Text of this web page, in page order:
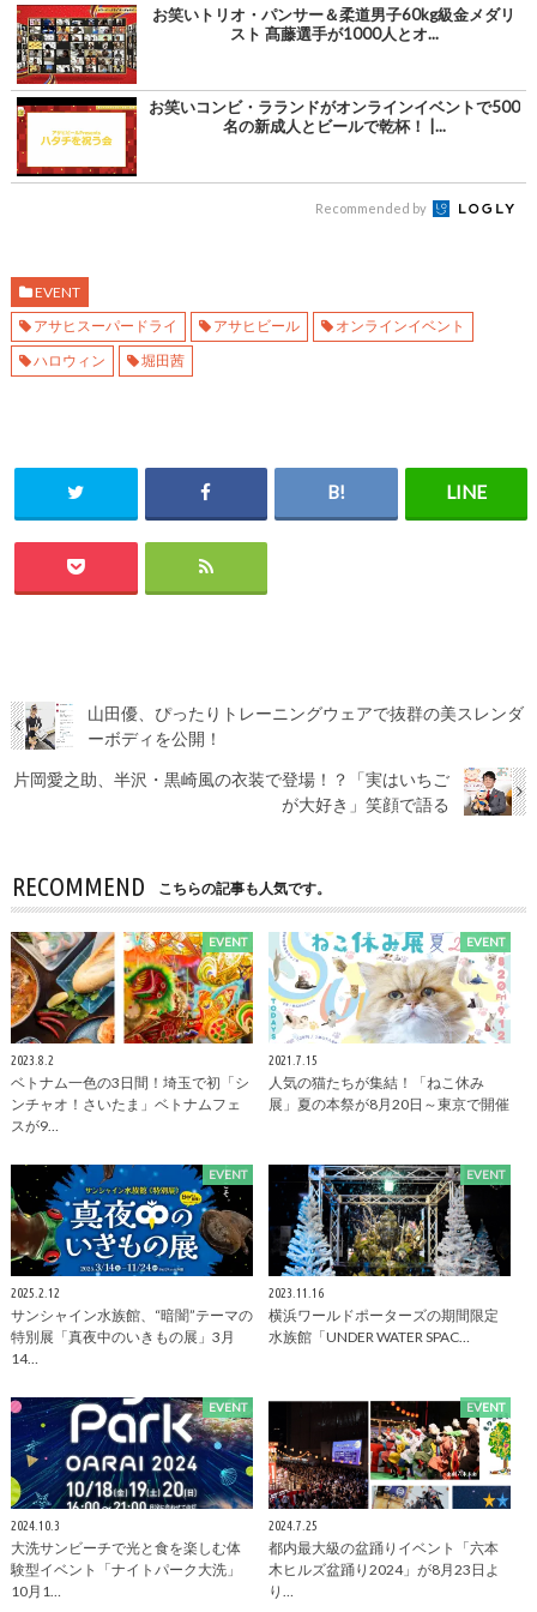
お笑いトリオ・パンサー＆柔道男子60kg級金メダリ
スト 髙藤選手が1000人とオ...
お笑いコンビ・ラランドがオンラインイベントで500
名の新成人とビールで乾杯！ |...
Recommended by
EVENT
アサヒスーパードライ
アサヒビール
オンラインイベント
ハロウィン
堀田茜
山田優、ぴったりトレーニングウェアで抜群の美スレンダ
ーボディを公開！
片岡愛之助、半沢・黒崎風の衣装で登場！？「実はいちご
が大好き」笑顔で語る
RECOMMEND こちらの記事も人気です。
EVENT
2023.8.2
ベトナム一色の3日間！埼玉で初「シ
ンチャオ！さいたま」ベトナムフェ
スが9…
EVENT
2021.7.15
人気の猫たちが集結！「ねこ休み
展」夏の本祭が8月20日～東京で開催
EVENT
2025.2.12
サンシャイン水族館、“暗闇”テーマの
特別展「真夜中のいきもの展」3月
14…
EVENT
2023.11.16
横浜ワールドポーターズの期間限定
水族館「UNDER WATER SPAC…
EVENT
2024.10.3
大洗サンビーチで光と食を楽しむ体
験型イベント「ナイトパーク大洗」
10月1…
EVENT
2024.7.25
都内最大級の盆踊りイベント「六本
木ヒルズ盆踊り2024」が8月23日よ
り…